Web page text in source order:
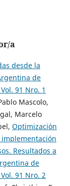
a
desde la
de
91 Nro. 1
Mascolo,
Marcelo
Optimización
Resultados a
de
91 Nro. 2